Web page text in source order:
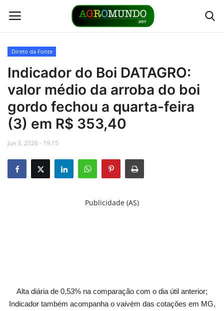
Home
Contato
Links
Direto da Fonte
Youtubers
Direto da Fonte
Indicador do Boi DATAGRO:
valor médio da arroba do boi
gordo fechou a quarta-feira
(3) em R$ 353,40
Jun 3, 2026 - 19:15
Publicidade (AS)
Alta diária de 0,53% na comparação com o dia útil anterior;
Indicador também acompanha o vaivém das cotações em MG,